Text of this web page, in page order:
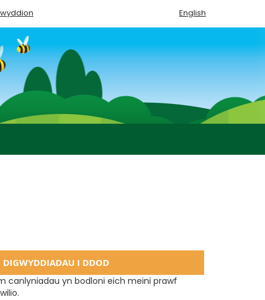
English
DIGWYDDIADAU I DDOD
canlyniadau yn bodloni eich meini prawf